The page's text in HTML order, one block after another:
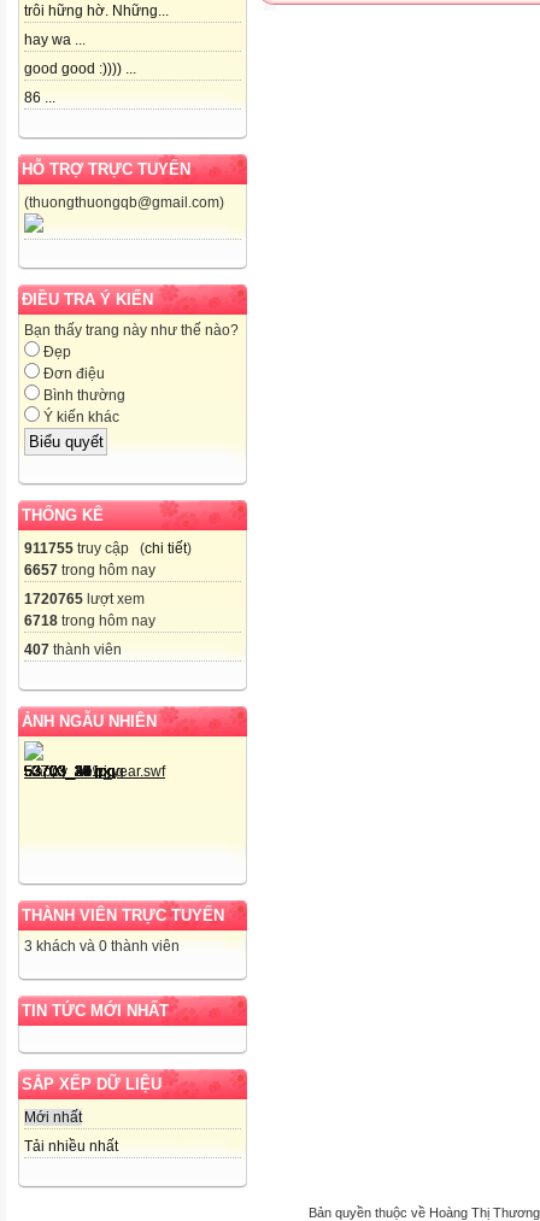
trôi hững hờ. Những...
hay wa ...
good good :)))) ...
86 ...
HỖ TRỢ TRỰC TUYẾN
(thuongthuongqb@gmail.com)
ĐIỀU TRA Ý KIẾN
Bạn thấy trang này như thế nào?
Đẹp
Đơn điệu
Bình thường
Ý kiến khác
THỐNG KÊ
911755 truy cập (chi tiết)
6657 trong hôm nay
1720765 lượt xem
6718 trong hôm nay
407 thành viên
ẢNH NGẪU NHIÊN
THÀNH VIÊN TRỰC TUYẾN
3 khách và 0 thành viên
TIN TỨC MỚI NHẤT
SẮP XẾP DỮ LIỆU
Mới nhất
Tải nhiều nhất
Bản quyền thuộc về Hoàng Thị